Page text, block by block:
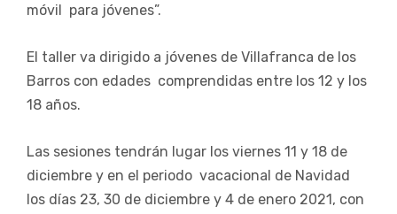
móvil para jóvenes”.
El taller va dirigido a jóvenes de Villafranca de los
Barros con edades comprendidas entre los 12 y los
18 años.
Las sesiones tendrán lugar los viernes 11 y 18 de
diciembre y en el periodo vacacional de Navidad
los días 23, 30 de diciembre y 4 de enero 2021, con